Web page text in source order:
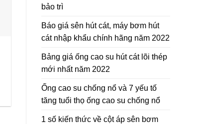
bảo trì
Báo giá sên hút cát, máy bơm hút
cát nhập khẩu chính hãng năm 2022
Bảng giá ống cao su hút cát lõi thép
mới nhất năm 2022
Ống cao su chống nổ và 7 yếu tố
tăng tuổi thọ ống cao su chống nổ
1 số kiến thức về cột áp sên bơm